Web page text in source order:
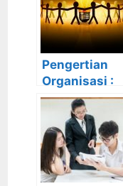
Bentuk dan
Dampaknya
Pengertian
Organisasi :
Tujuan, Ciri-
Ciri, Bentuk,
Manfaat dan
Strukturnya